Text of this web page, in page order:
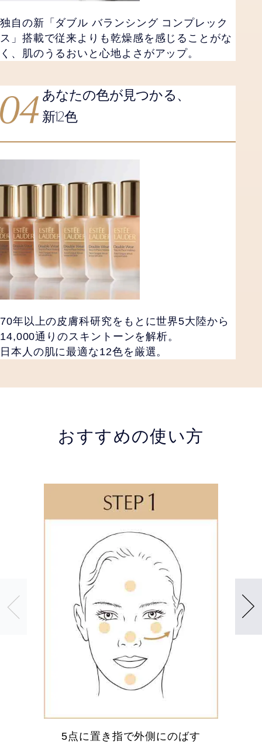
独自の新「ダブル バランシング コンプレック
ス」搭載で従来よりも乾燥感を感じることがな
く、肌のうるおいと心地よさがアップ。
あなたの色が見つかる、
新12色
70年以上の皮膚科研究をもとに世界5大陸から
14,000通りのスキントーンを解析。
日本人の肌に最適な12色を厳選。
おすすめの使い方
5点に置き指で外側にのばす